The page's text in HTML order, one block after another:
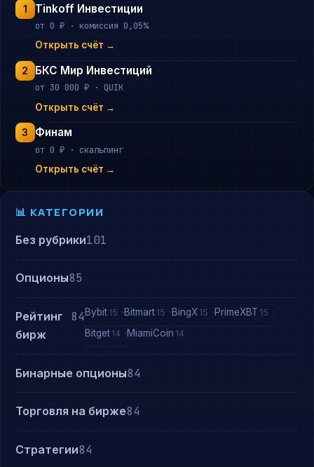
1 Tinkoff Инвестиции
от 0 ₽ · комиссия 0,05%
Открыть счёт →
2 БКС Мир Инвестиций
от 30 000 ₽ · QUIK
Открыть счёт →
3 Финам
от 0 ₽ · скальпинг
Открыть счёт →
📊 КАТЕГОРИИ
Без рубрики101
Опционы85
Рейтинг
бирж
84 Bybit 15 Bitmart 15 BingX 15 PrimeXBT 15
Bitget 14 MiamiCoin 14
Бинарные опционы84
Торговля на бирже84
Стратегии84